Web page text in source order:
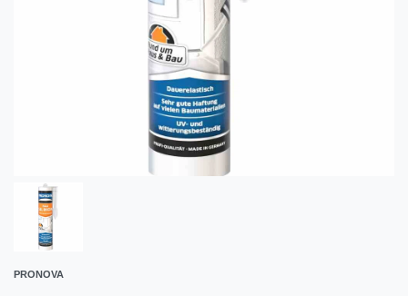
PRONOVA